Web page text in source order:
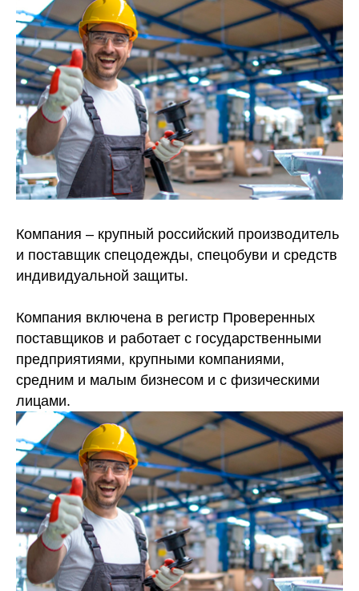
Компания – крупный российский производитель
и поставщик спецодежды, спецобуви и средств
индивидуальной защиты.
Компания включена в регистр Проверенных
поставщиков и работает с государственными
предприятиями, крупными компаниями,
средним и малым бизнесом и с физическими
лицами.